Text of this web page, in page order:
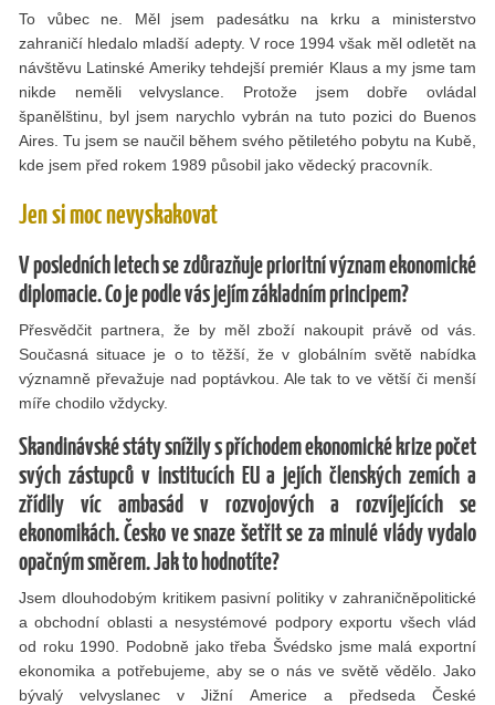
To vůbec ne. Měl jsem padesátku na krku a ministerstvo
zahraničí hledalo mladší adepty. V roce 1994 však měl odletět na
návštěvu Latinské Ameriky tehdejší premiér Klaus a my jsme tam
nikde neměli velvyslance. Protože jsem dobře ovládal
španělštinu, byl jsem narychlo vybrán na tuto pozici do Buenos
Aires. Tu jsem se naučil během svého pětiletého pobytu na Kubě,
kde jsem před rokem 1989 působil jako vědecký pracovník.
Jen si moc nevyskakovat
V posledních letech se zdůrazňuje prioritní význam ekonomické
diplomacie. Co je podle vás jejím základním principem?
Přesvědčit partnera, že by měl zboží nakoupit právě od vás.
Současná situace je o to těžší, že v globálním světě nabídka
významně převažuje nad poptávkou. Ale tak to ve větší či menší
míře chodilo vždycky.
Skandinávské státy snížily s příchodem ekonomické krize počet
svých zástupců v institucích EU a jejích členských zemích a
zřídily víc ambasád v rozvojových a rozvíjejících se
ekonomikách. Česko ve snaze šetřit se za minulé vlády vydalo
opačným směrem. Jak to hodnotíte?
Jsem dlouhodobým kritikem pasivní politiky v zahraničněpolitické
a obchodní oblasti a nesystémové podpory exportu všech vlád
od roku 1990. Podobně jako třeba Švédsko jsme malá exportní
ekonomika a potřebujeme, aby se o nás ve světě vědělo. Jako
bývalý velvyslanec v Jižní Americe a předseda České